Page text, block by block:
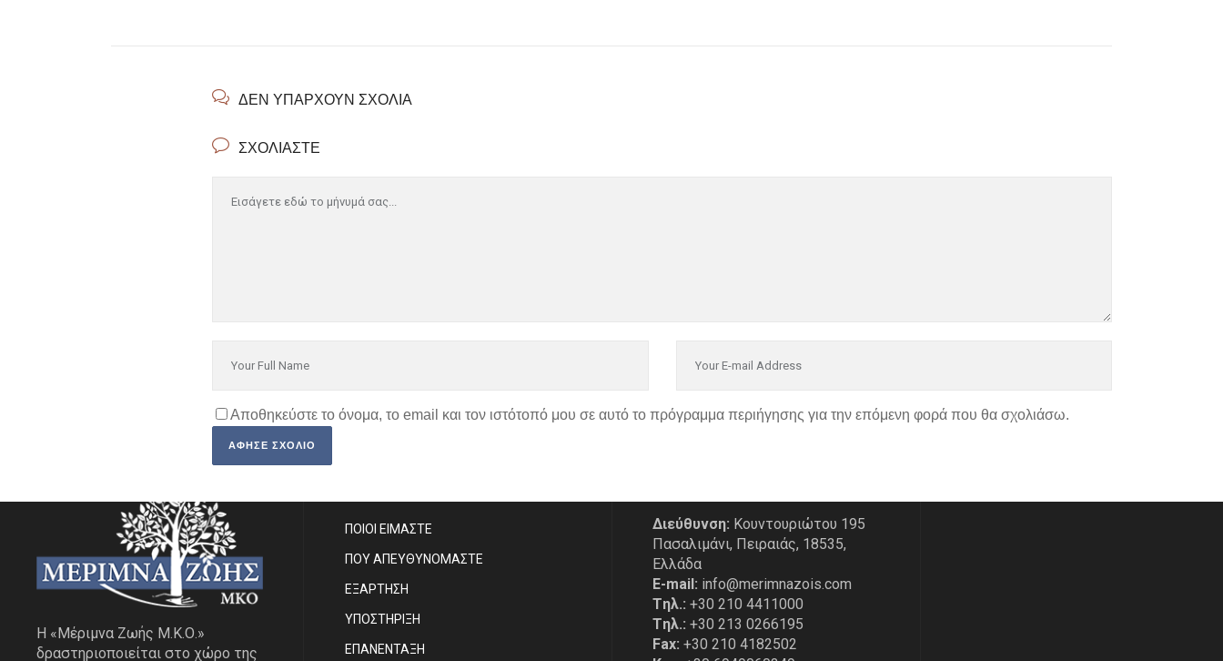
ΔΕΝ ΥΠΆΡΧΟΥΝ ΣΧΌΛΙΑ
ΣΧΟΛΙΆΣΤΕ
Αποθηκεύστε το όνομα, το email και τον ιστότοπό μου σε αυτό το πρόγραμμα περιήγησης για την επόμενη φορά που θα σχολιάσω.
Η «Μέριμνα Ζωής Μ.Κ.Ο.»
δραστηριοποιείται στο χώρο της
ΠΟΙΟΙ ΕΙΜΑΣΤE
ΠΟΥ ΑΠΕΥΘΥΝΟΜΑΣΤΕ
ΕΞΑΡΤΗΣΗ
ΥΠΟΣΤΗΡΙΞΗ
ΕΠΑΝΕΝΤΑΞΗ
Διεύθυνση: Κουντουριώτου 195
Πασαλιμάνι, Πειραιάς, 18535,
Ελλάδα
E-mail: info@merimnazois.com
Tηλ.: +30 210 4411000
Tηλ.: +30 213 0266195
Fax: +30 210 4182502